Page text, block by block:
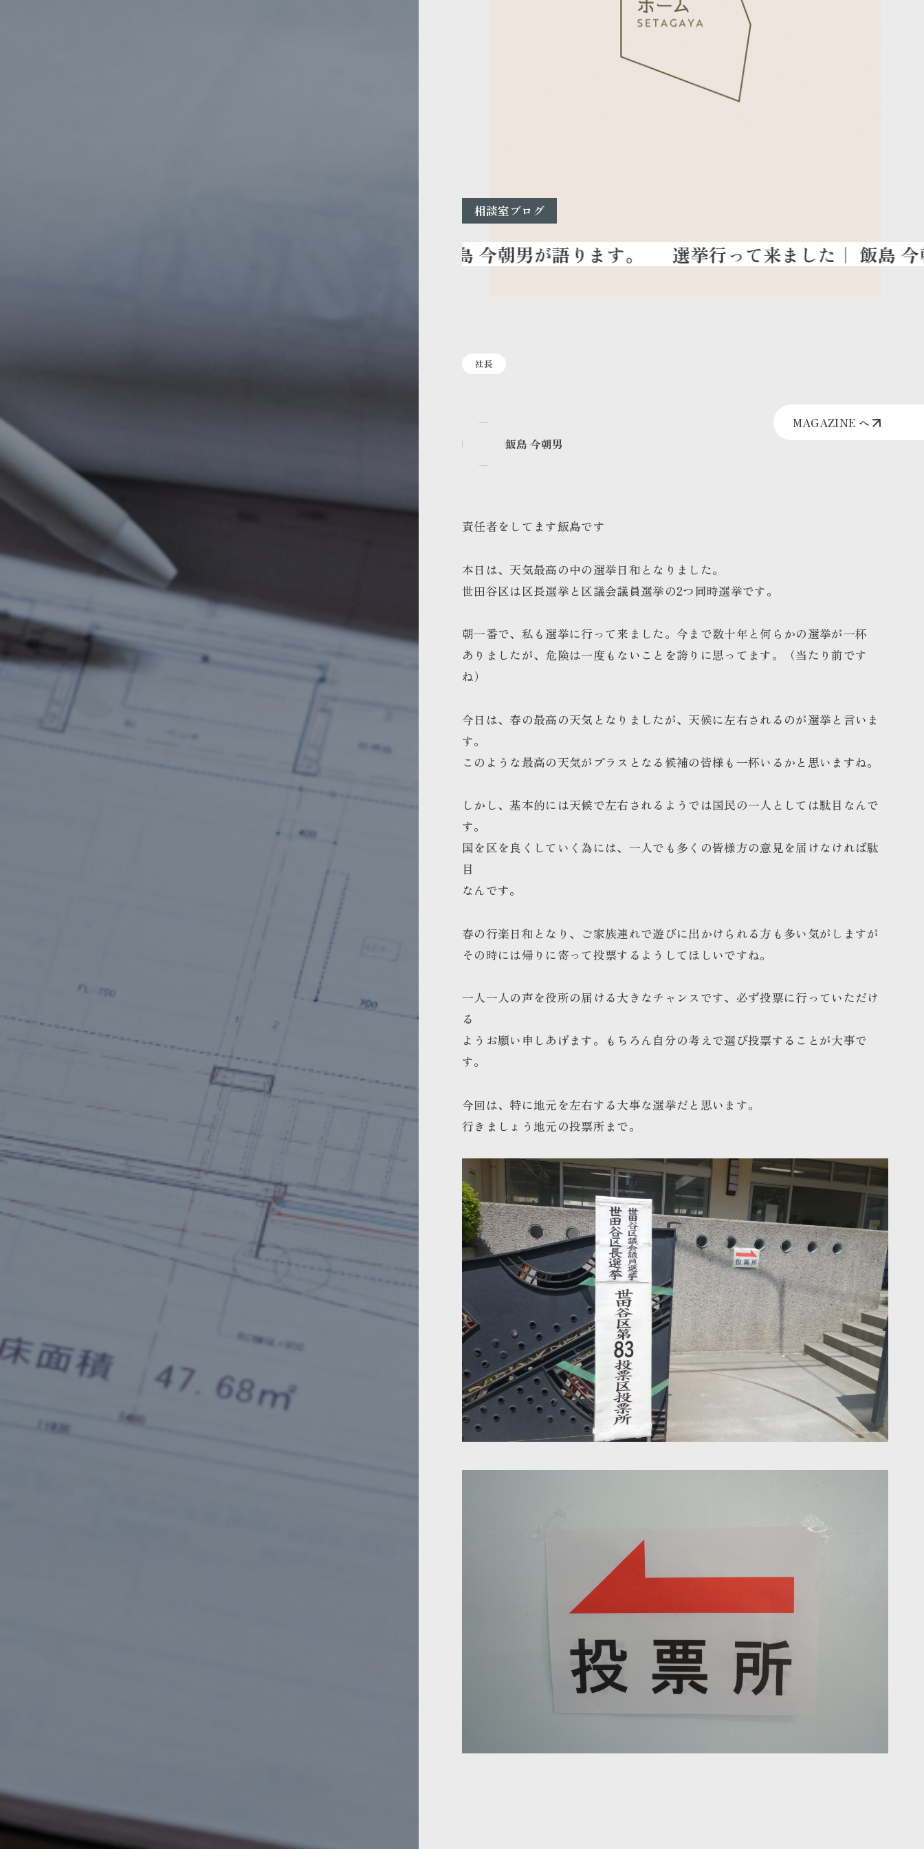
相談室ブログ
選挙行って来ました｜ 飯島 今朝男
社長
MAGAZINE へ
飯島 今朝男
責任者をしてます飯島です
本日は、天気最高の中の選挙日和となりました。
世田谷区は区長選挙と区議会議員選挙の2つ同時選挙です。
朝一番で、私も選挙に行って来ました。今まで数十年と何らかの選挙が一杯
ありましたが、危険は一度もないことを誇りに思ってます。（当たり前です
ね）
今日は、春の最高の天気となりましたが、天候に左右されるのが選挙と言いま
す。
このような最高の天気がプラスとなる候補の皆様も一杯いるかと思いますね。
しかし、基本的には天候で左右されるようでは国民の一人としては駄目なんで
す。
国を区を良くしていく為には、一人でも多くの皆様方の意見を届けなければ駄
目
なんです。
春の行楽日和となり、ご家族連れで遊びに出かけられる方も多い気がしますが
その時には帰りに寄って投票するようしてほしいですね。
一人一人の声を役所の届ける大きなチャンスです、必ず投票に行っていただけ
る
ようお願い申しあげます。もちろん自分の考えで選び投票することが大事で
す。
今回は、特に地元を左右する大事な選挙だと思います。
行きましょう地元の投票所まで。